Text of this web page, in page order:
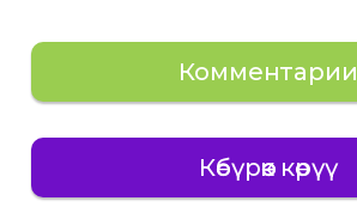
Комментарии
Көбүрөөк көрүү